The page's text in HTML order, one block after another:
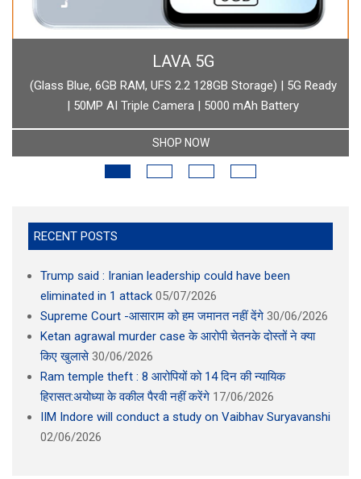
BOAT
boAt Newly Launched Wave Call Plus with 1.83" HD Display
eliminated in 1 attack 05/07/2026
Supreme Court -आसाराम को हम जमानत नहीं देंगे
Ketan agrawal murder case के आरोपी चेतनके दोस्तों ने क्या
किए खुलासे 30/06/2026
Ram temple theft : 8 आरोपियों को 14 दिन की न्यायिक
हिरासत:अयोध्या के वकील पैरवी नहीं करेंगे 17/06/2026
IIM Indore will conduct a study on Vaibhav Suryavanshi
02/06/2026